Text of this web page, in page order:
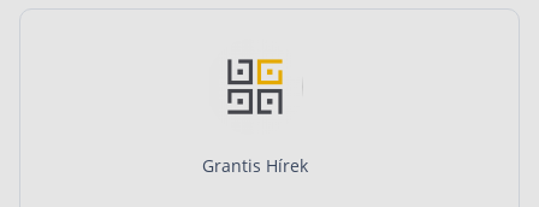
Grantis Hírek